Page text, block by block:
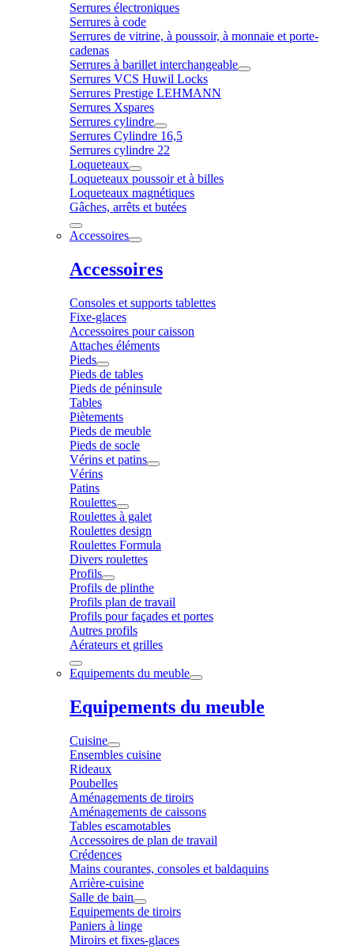
Serrures électroniques
Serrures à code
Serrures de vitrine, à poussoir, à monnaie et porte-
cadenas
Serrures à barillet interchangeable
Serrures VCS Huwil Locks
Serrures Prestige LEHMANN
Serrures Xspares
Serrures cylindre
Serrures Cylindre 16,5
Serrures cylindre 22
Loqueteaux
Loqueteaux poussoir et à billes
Loqueteaux magnétiques
Gâches, arrêts et butées
Accessoires
Accessoires
Consoles et supports tablettes
Fixe-glaces
Accessoires pour caisson
Attaches éléments
Pieds
Pieds de tables
Pieds de péninsule
Tables
Piètements
Pieds de meuble
Pieds de socle
Vérins et patins
Vérins
Patins
Roulettes
Roulettes à galet
Roulettes design
Roulettes Formula
Divers roulettes
Profils
Profils de plinthe
Profils plan de travail
Profils pour façades et portes
Autres profils
Aérateurs et grilles
Equipements du meuble
Equipements du meuble
Cuisine
Ensembles cuisine
Rideaux
Poubelles
Aménagements de tiroirs
Aménagements de caissons
Tables escamotables
Accessoires de plan de travail
Crédences
Mains courantes, consoles et baldaquins
Arrière-cuisine
Salle de bain
Equipements de tiroirs
Paniers à linge
Miroirs et fixes-glaces